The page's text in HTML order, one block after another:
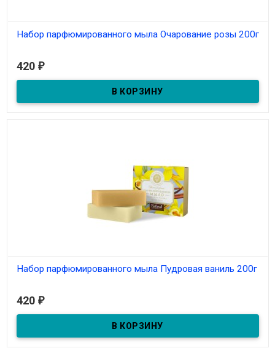
Набор парфюмированного мыла Очарование розы 200г
420 ₽
Набор парфюмированного мыла Пудровая ваниль 200г
420 ₽